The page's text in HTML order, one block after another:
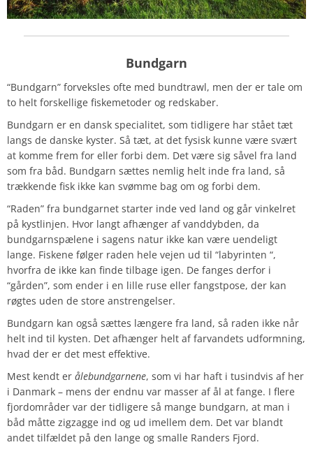
Bundgarn
“Bundgarn” forveksles ofte med bundtrawl, men der er tale om
to helt forskellige fiskemetoder og redskaber.
Bundgarn er en dansk specialitet, som tidligere har stået tæt
langs de danske kyster. Så tæt, at det fysisk kunne være svært
at komme frem for eller forbi dem. Det være sig såvel fra land
som fra båd. Bundgarn sættes nemlig helt inde fra land, så
trækkende fisk ikke kan svømme bag om og forbi dem.
“Raden” fra bundgarnet starter inde ved land og går vinkelret
på kystlinjen. Hvor langt afhænger af vanddybden, da
bundgarnspælene i sagens natur ikke kan være uendeligt
lange. Fiskene følger raden hele vejen ud til “labyrinten “,
hvorfra de ikke kan finde tilbage igen. De fanges derfor i
“gården”, som ender i en lille ruse eller fangstpose, der kan
røgtes uden de store anstrengelser.
Bundgarn kan også sættes længere fra land, så raden ikke når
helt ind til kysten. Det afhænger helt af farvandets udformning,
hvad der er det mest effektive.
Mest kendt er ålebundgarnene, som vi har haft i tusindvis af her
i Danmark – mens der endnu var masser af ål at fange. I flere
fjordområder var der tidligere så mange bundgarn, at man i
båd måtte zigzagge ind og ud imellem dem. Det var blandt
andet tilfældet på den lange og smalle Randers Fjord.